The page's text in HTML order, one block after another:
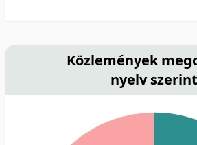
Közlemények
nyelv szerint